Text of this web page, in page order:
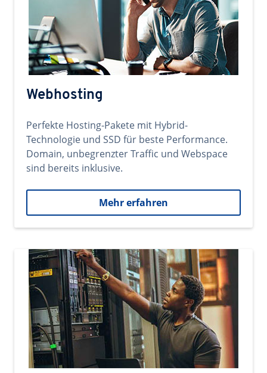
Webhosting
Perfekte Hosting-Pakete mit Hybrid-
Technologie und SSD für beste Performance.
Domain, unbegrenzter Traffic und Webspace
sind bereits inklusive.
Mehr erfahren